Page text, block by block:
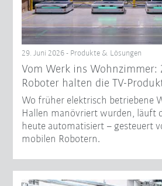
29. Juni 2026 - Produkte & Lösungen
Vom Werk ins Wohnzimmer:
Roboter halten die TV-
Wo früher elektrisch betriebene
Hallen manövriert wurden, läuft
heute automatisiert – gesteuert
mobilen Robotern.